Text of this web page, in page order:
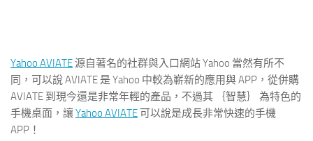
Yahoo AVIATE源自著名的社群與入口網站 Yahoo 當然有所不
同，可以說 AVIATE 是 Yahoo 中較為嶄新的應用與 APP，從併購
AVIATE 到現今還是非常年輕的產品，不過其 ｛智慧｝ 為特色的
手機桌面，讓Yahoo AVIATE可以說是成長非常快速的手機
APP！